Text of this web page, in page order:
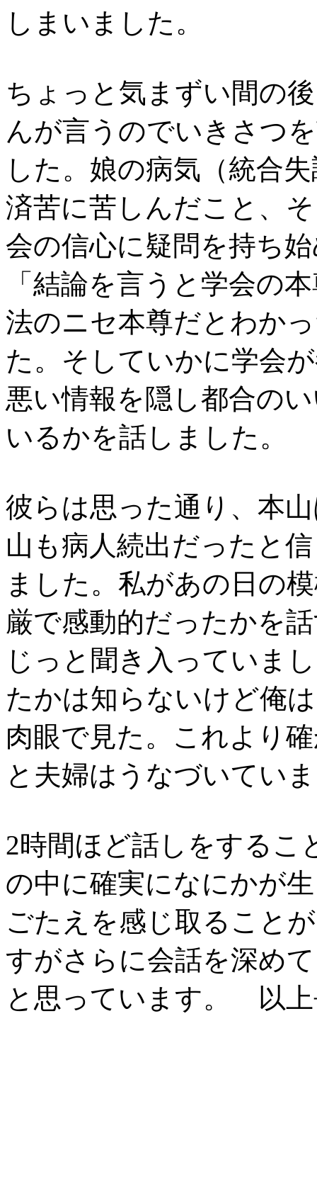
しまいました。
ちょっと気まずい間の
んが言うのでいきさつ
した。娘の病気（統合
済苦に苦しんだこと、
会の信心に疑問を持ち
「結論を言うと学会の
法のニセ本尊だとわか
た。そしていかに学会
悪い情報を隠し都合の
いるかを話しました。
彼らは思った通り、本
山も病人続出だったと
ました。私があの日の
厳で感動的だったかを
じっと聞き入っていま
たかは知らないけど俺
肉眼で見た。これより
と夫婦はうなづいてい
2時間ほど話しをするこ
の中に確実になにかが
ごたえを感じ取ること
すがさらに会話を深め
と思っています。 以